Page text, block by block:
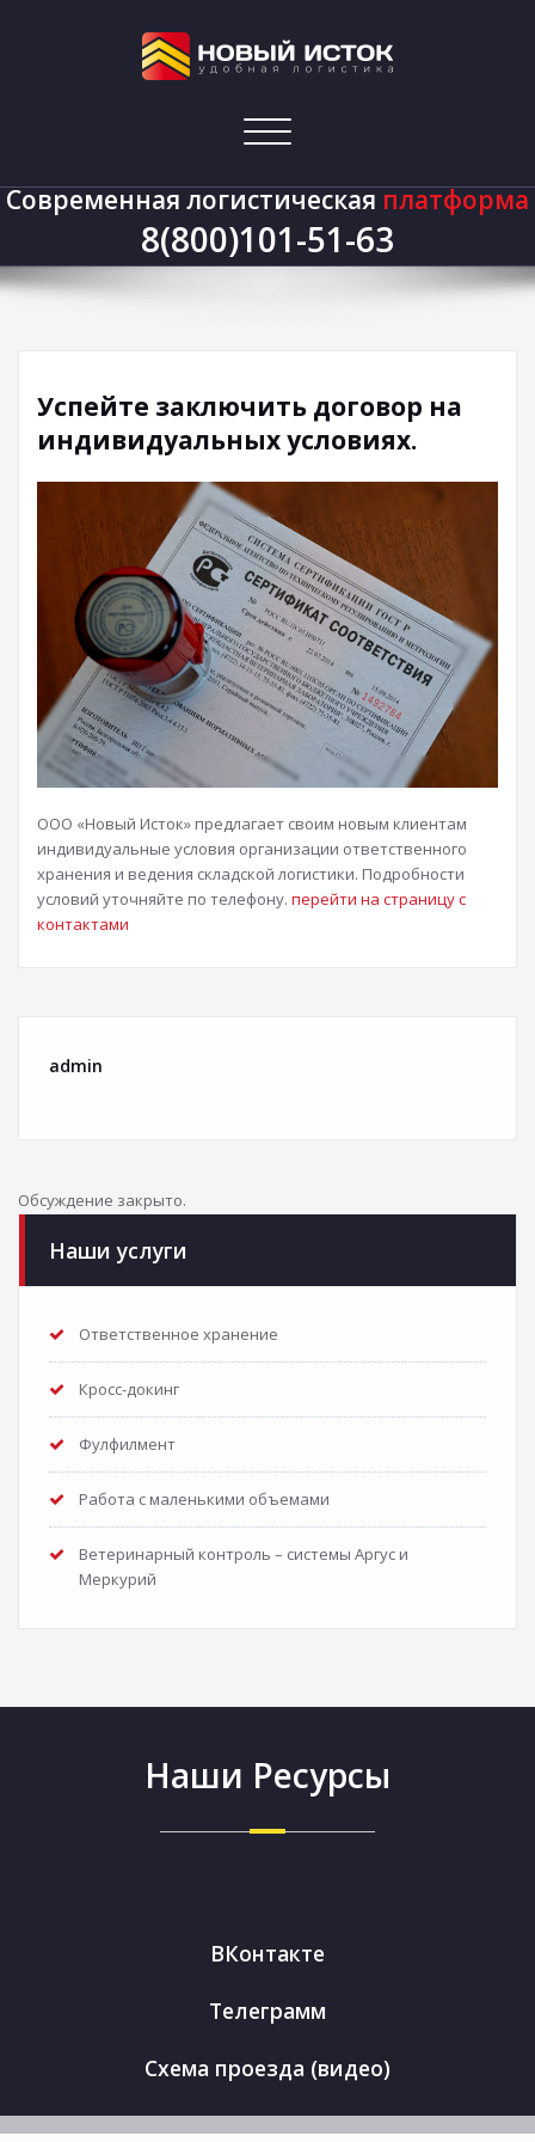
Показать/
навигацию
Современная логистическая платформа
8(800)101-51-63
условиях.
Успейте заключить договор на
индивидуальных условиях.
ООО «Новый Исток» предлагает своим новым клиентам
индивидуальные условия организации ответственного
хранения и ведения складской логистики. Подробности
условий уточняйте по телефону. перейти на страницу с
контактами
admin
Обсуждение закрыто.
Наши услуги
Ответственное хранение
Кросс-докинг
Фулфилмент
Работа с маленькими объемами
Ветеринарный контроль – системы Аргус и
Меркурий
Наши Ресурсы
ВКонтакте
Телеграмм
Схема проезда (видео)